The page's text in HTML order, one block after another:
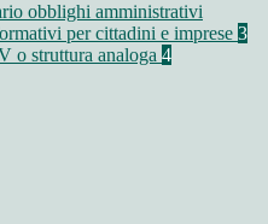
obblighi amministrativi
per cittadini e imprese 3
o struttura analoga 4